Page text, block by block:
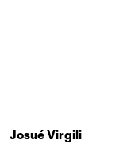
Josué Virgili